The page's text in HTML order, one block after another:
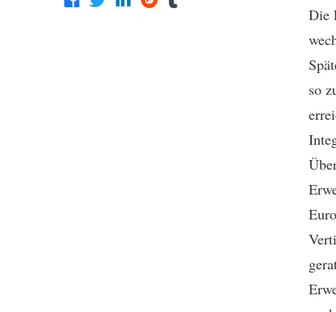
Die
so